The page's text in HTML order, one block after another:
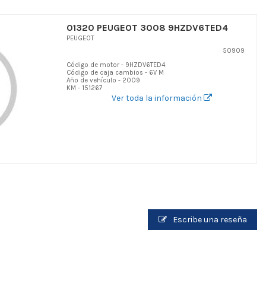
01320 PEUGEOT 3008 9HZDV6TED4
PEUGEOT
50909
Código de motor - 9HZDV6TED4
Código de caja cambios - 6V M
Año de vehículo - 2009
KM - 151267
Ver toda la información
Escribe una reseña